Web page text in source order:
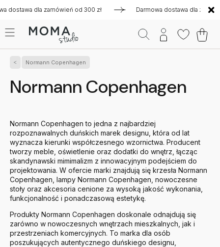
zamówień od 300 zł Darmowa dostawa dla zamówień od 300
Normann Copenhagen
Normann Copenhagen
Normann Copenhagen to jedna z najbardziej
rozpoznawalnych duńskich marek designu, która od lat
wyznacza kierunki współczesnego wzornictwa. Producent
tworzy meble, oświetlenie oraz dodatki do wnętrz, łącząc
skandynawski mimimalizm z innowacyjnym podejściem do
projektowania. W ofercie marki znajdują się krzesła Normann
Copenhagen, lampy Normann Copenhagen, nowoczesne
stoły oraz akcesoria cenione za wysoką jakość wykonania,
funkcjonalność i ponadczasową estetykę.
Produkty Normann Copenhagen doskonale odnajdują się
zarówno w nowoczesnych wnętrzach mieszkalnych, jak i
przestrzeniach komercyjnych. To marka dla osób
poszukujących autentycznego duńskiego designu,